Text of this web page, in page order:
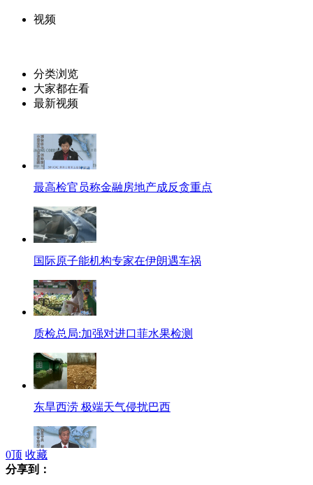
视频
分类浏览
大家都在看
最新视频
最高检官员称金融房地产成反贪重点
国际原子能机构专家在伊朗遇车祸
质检总局:加强对进口菲水果检测
东旱西涝 极端天气侵扰巴西
0顶 收藏
分享到：